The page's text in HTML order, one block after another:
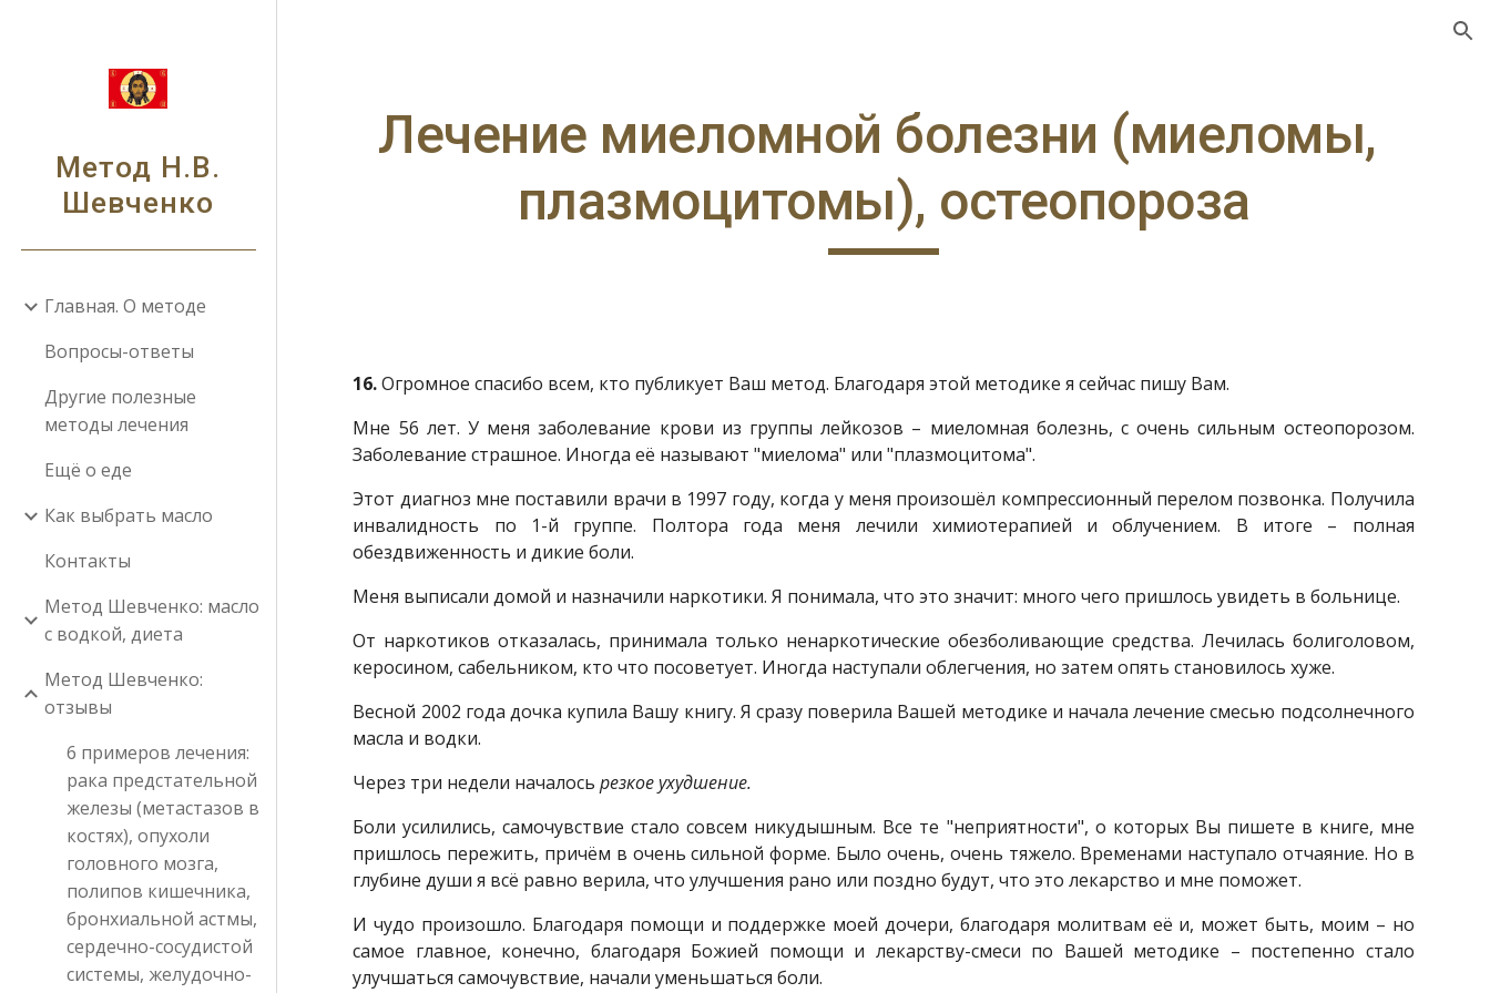
Метод Н.В.
Шевченко
Главная. О методе
Вопросы-ответы
Другие полезные
методы лечения
Ещё о еде
Как выбрать масло
Контакты
Метод Шевченко: масло
с водкой, диета
Метод Шевченко:
отзывы
6 примеров лечения:
рака предстательной
железы (метастазов в
костях), опухоли
головного мозга,
полипов кишечника,
бронхиальной астмы,
сердечно-сосудистой
системы, желудочно-
Лечение миеломной болезни (миеломы,
плазмоцитомы), остеопороза
16.Огромное спасибо всем, кто публикует Ваш метод. Благодаря этой методике я сейчас пишу Вам.
Мне 56 лет. У меня заболевание крови из группы лейкозов – миеломная болезнь, с очень сильным остеопорозом.
Заболевание страшное. Иногда её называют "миелома" или "плазмоцитома".
Этот диагноз мне поставили врачи в 1997 году, когда у меня произошёл компрессионный перелом позвонка. Получила
инвалидность по 1-й группе. Полтора года меня лечили химиотерапией и облучением. В итоге – полная
обездвиженность и дикие боли.
Меня выписали домой и назначили наркотики. Я понимала, что это значит: много чего пришлось увидеть в больнице.
От наркотиков отказалась, принимала только ненаркотические обезболивающие средства. Лечилась болиголовом,
керосином, сабельником, кто что посоветует. Иногда наступали облегчения, но затем опять становилось хуже.
Весной 2002 года дочка купила Вашу книгу. Я сразу поверила Вашей методике и начала лечение смесью подсолнечного
масла и водки.
Через три недели началосьрезкое ухудшение.
Боли усилились, самочувствие стало совсем никудышным. Все те "неприятности", о которых Вы пишете в книге, мне
пришлось пережить, причём в очень сильной форме. Было очень, очень тяжело. Временами наступало отчаяние. Но в
глубине души я всё равно верила, что улучшения рано или поздно будут, что это лекарство и мне поможет.
И чудо произошло. Благодаря помощи и поддержке моей дочери, благодаря молитвам её и, может быть, моим – но
самое главное, конечно, благодаря Божией помощи и лекарству-смеси по Вашей методике – постепенно стало
улучшаться самочувствие, начали уменьшаться боли.